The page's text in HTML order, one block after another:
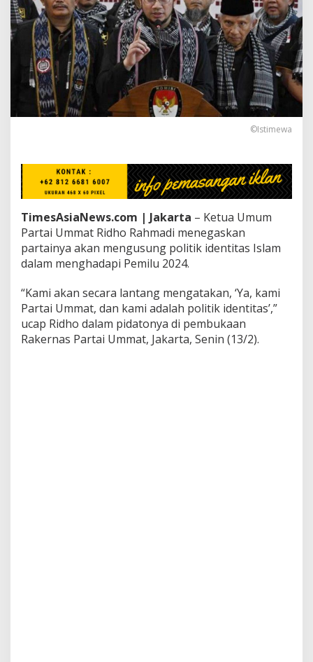
m
m
a
t
i
o
:
A
d
l
a
h
P
o
i
t
i
k
©Istimewa
TimesAsiaNews.com | Jakarta – Ketua Umum
Partai Ummat Ridho Rahmadi menegaskan
partainya akan mengusung politik identitas Islam
dalam menghadapi Pemilu 2024.
“Kami akan secara lantang mengatakan, ‘Ya, kami
Partai Ummat, dan kami adalah politik identitas’,”
ucap Ridho dalam pidatonya di pembukaan
Rakernas Partai Ummat, Jakarta, Senin (13/2).